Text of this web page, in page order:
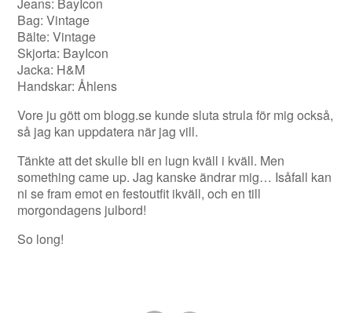
Jeans: BayIcon
Bag: Vintage
Bälte: Vintage
Skjorta: BayIcon
Jacka: H&M
Handskar: Åhlens
Vore ju gött om blogg.se kunde sluta strula för mig också,
så jag kan uppdatera när jag vill.
Tänkte att det skulle bli en lugn kväll i kväll. Men
something came up. Jag kanske ändrar mig… Isåfall kan
ni se fram emot en festoutfit ikväll, och en till
morgondagens julbord!
So long!